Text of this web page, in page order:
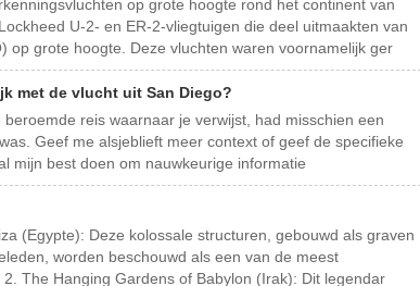
op grote hoogte rond het continent van
U-2- en ER-2-vliegtuigen die deel uitmaakten van
op grote hoogte. Deze vluchten waren voornamelijk ger
met de vlucht uit San Diego?
reis waarnaar je verwijst, had misschien een
Geef me alsjeblieft meer context of geef de specifieke
mijn best doen om nauwkeurige informatie
(Egypte): Deze kolossale structuren, gebouwd als graven
worden beschouwd als een van de meest
The Hanging Gardens of Babylon (Irak): Dit legendar